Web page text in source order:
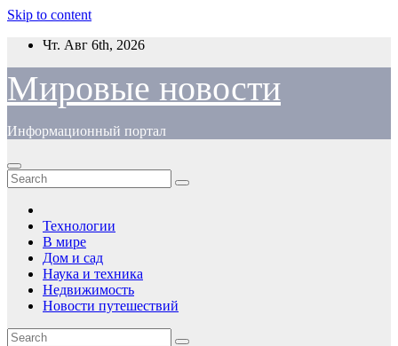
Skip to content
Чт. Авг 6th, 2026
Мировые новости
Информационный портал
Технологии
В мире
Дом и сад
Наука и техника
Недвижимость
Новости путешествий